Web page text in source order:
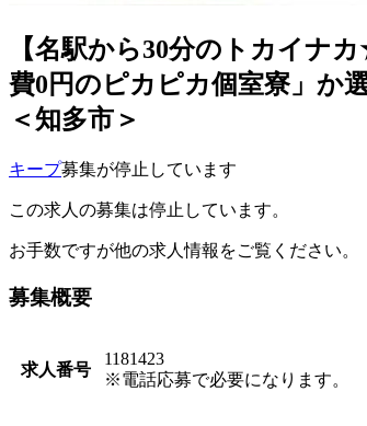
【名駅から30分のトカイナ
費0円のピカピカ個室寮」か
＜知多市＞
キープ募集が停止しています
この求人の募集は停止しています。
お手数ですが他の求人情報をご覧ください。
募集概要
求人番号
1181423
※電話応募で必要になります。